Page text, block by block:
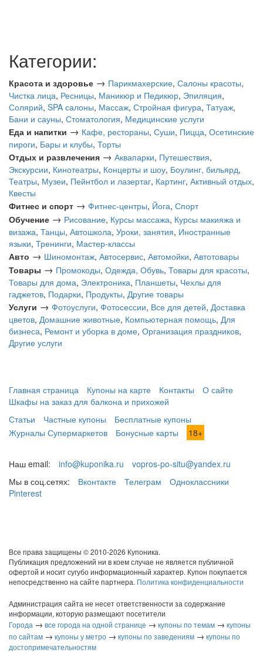
Категории:
Красота и здоровье → Парикмахерские, Салоны красоты,
Чистка лица, Ресницы, Маникюр и Педикюр, Эпиляция,
Солярий, SPA салоны, Массаж, Стройная фигура, Татуаж,
Бани и сауны, Стоматология, Медицинские услуги
Еда и напитки → Кафе, рестораны, Суши, Пицца, Осетинские
пироги, Бары и клубы, Торты
Отдых и развлечения → Аквапарки, Путешествия,
Экскурсии, Кинотеатры, Концерты и шоу, Боулинг, бильярд,
Театры, Музеи, Пейнтбол и лазертаг, Картинг, Активный отдых,
Квесты
Фитнес и спорт → Фитнес-центры, Йога, Спорт
Обучение → Рисование, Курсы массажа, Курсы макияжа и
визажа, Танцы, Автошкола, Уроки, занятия, Иностранные
языки, Тренинги, Мастер-классы
Авто → Шиномонтаж, Автосервис, Автомойки, Автотовары
Товары → Промокоды, Одежда, Обувь, Товары для красоты,
Товары для дома, Электроника, Планшеты, Чехлы для
гаджетов, Подарки, Продукты, Другие товары
Услуги → Фотоуслуги, Фотосессии, Все для детей, Доставка
цветов, Домашние животные, Компьютерная помощь, Для
бизнеса, Ремонт и уборка в доме, Организация праздников,
Другие услуги
Главная страница Купоны на карте Контакты
О сайте
Шкафы на заказ для балкона и прихожей
Статьи
Частные купоны
Бесплатные купоны
Журналы Супермаркетов
Бонусные карты 18+
Наш email: info@kuponika.ru
vopros-po-situ@yandex.ru
Мы в соц.сетях:
Вконтакте Телеграм
Одноклассники
Pinterest
Все права защищены © 2010-2026 Купоника.
Публикация предложений ни в коем случае не является публичной
офертой и носит сугубо информационный характер. Купон покупается
непосредственно на сайте партнера. Политика конфиденциальности
Администрация сайта не несет ответственности за содержание
информации, которую размещают посетители
Города → все города на одной странице → купоны по темам → купоны
по сайтам → купоны у метро → купоны по заведениям → купоны по
достопримечательностям